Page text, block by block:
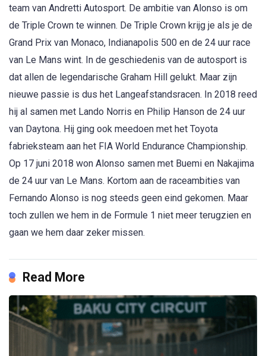
team van Andretti Autosport. De ambitie van Alonso is om
de Triple Crown te winnen. De Triple Crown krijg je als je de
Grand Prix van Monaco, Indianapolis 500 en de 24 uur race
van Le Mans wint. In de geschiedenis van de autosport is
dat allen de legendarische Graham Hill gelukt. Maar zijn
nieuwe passie is dus het Langeafstandsracen. In 2018 reed
hij al samen met Lando Norris en Philip Hanson de 24 uur
van Daytona. Hij ging ook meedoen met het Toyota
fabrieksteam aan het FIA World Endurance Championship.
Op 17 juni 2018 won Alonso samen met Buemi en Nakajima
de 24 uur van Le Mans. Kortom aan de raceambities van
Fernando Alonso is nog steeds geen eind gekomen. Maar
toch zullen we hem in de Formule 1 niet meer terugzien en
gaan we hem daar zeker missen.
Read More